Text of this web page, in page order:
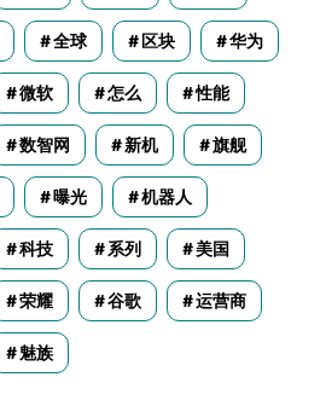
全球 区块 华为
微软 怎么 性能
数智网 新机 旗舰
曝光 机器人
科技 系列 美国
荣耀 谷歌 运营商
魅族